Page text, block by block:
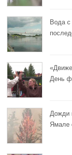
Вода с
День
Дожди
Ямале